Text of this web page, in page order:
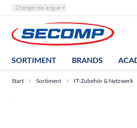
Changer de langue
SORTIMENT BRANDS
Start Sortiment IT-Zubehör & Netzwerk